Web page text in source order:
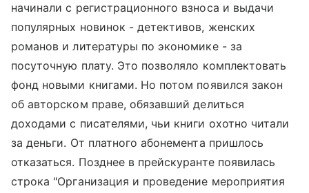
начинали с регистрационного взноса и выдачи
популярных новинок - детективов, женских
романов и литературы по экономике - за
посуточную плату. Это позволяло комплектовать
фонд новыми книгами. Но потом появился закон
об авторском праве, обязавший делиться
доходами с писателями, чьи книги охотно читали
за деньги. От платного абонемента пришлось
отказаться. Позднее в прейскуранте появилась
строка "Организация и проведение мероприятия